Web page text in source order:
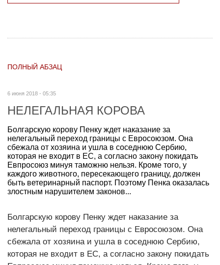
ПОЛНЫЙ АБЗАЦ
6 июня 2018 - 05:35
НЕЛЕГАЛЬНАЯ КОРОВА
Болгарскую корову Пенку ждет наказание за
нелегальный переход границы с Евросоюзом. Она
сбежала от хозяина и ушла в соседнюю Сербию,
которая не входит в ЕС, а согласно закону покидать
Евпросоюз минуя таможню нельзя. Кроме того, у
каждого животного, пересекающего границу, должен
быть ветеринарный паспорт. Поэтому Пенка оказалась
злостным нарушителем законов...
Болгарскую корову Пенку ждет наказание за
нелегальный переход границы с Евросоюзом. Она
сбежала от хозяина и ушла в соседнюю Сербию,
которая не входит в ЕС, а согласно закону покидать